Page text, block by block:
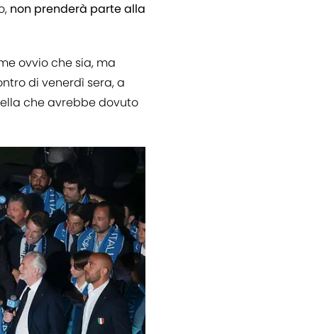
non prenderà parte alla
ovvio che sia, ma
di venerdì sera, a
che avrebbe dovuto